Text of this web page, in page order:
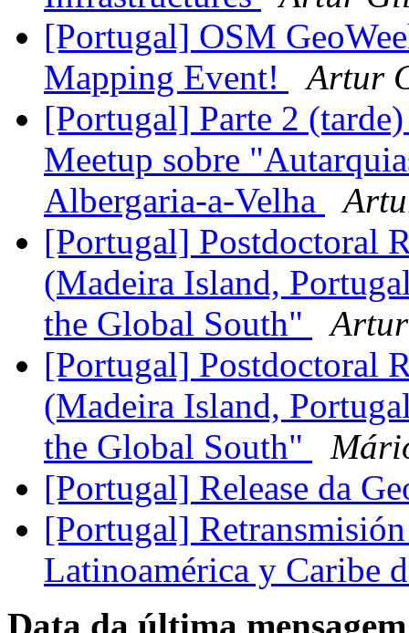
[Portugal] OSM
Mapping Event!
Artur
[Portugal] Parte 2
Meetup sobre
Albergaria-a-Velha
[Portugal] Postdoctoral
(Madeira Island,
the Global South"
[Portugal] Postdoctoral
(Madeira Island,
the Global South"
[Portugal] Release da
[Portugal]
Latinoamérica y Caribe